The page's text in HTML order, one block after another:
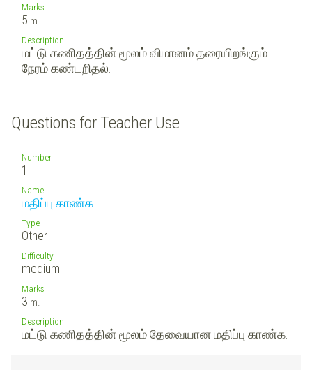
Marks
5 m.
Description
மட்டு கணிதத்தின் மூலம் விமானம் தரையிறங்கும்
நேரம் கண்டறிதல்.
Questions for Teacher Use
Number
1.
Name
மதிப்பு காண்க
Type
Other
Difficulty
medium
Marks
3 m.
Description
மட்டு கணிதத்தின் மூலம் தேவையான மதிப்பு காண்க.